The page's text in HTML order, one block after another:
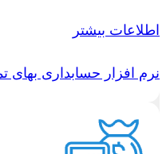
اطلاعات بیشتر
نرم افزار حسابداری